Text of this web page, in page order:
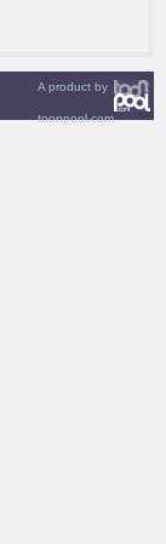
A product by
toonpool.com